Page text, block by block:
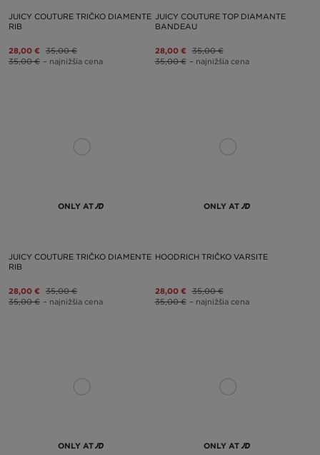
JUICY COUTURE TRIČKO DIAMENTE
RIB
28,00 € 35,00 €
35,00 € – najnižšia cena
JUICY COUTURE TOP DIAMANTE
BANDEAU
28,00 € 35,00 €
35,00 € – najnižšia cena
ONLY AT
JUICY COUTURE TRIČKO DIAMENTE
RIB
28,00 € 35,00 €
35,00 € – najnižšia cena
ONLY AT
HOODRICH TRIČKO VARSITE
28,00 € 35,00 €
35,00 € – najnižšia cena
ONLY AT ONLY AT